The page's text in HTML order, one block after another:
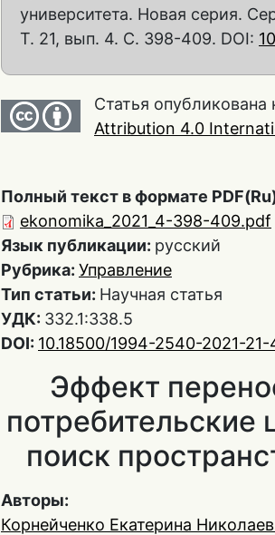
университета. Новая серия.
Т. 21, вып. 4. С. 398-409. DOI:
Статья
Attribution 4.0
Полный текст в формате
ekonomika_2021_4-398-409.pdf
Язык публикации: русский
Рубрика: Управление
Тип статьи: Научная статья
УДК: 332.1:338.5
DOI: 10.18500/1994-2540-2021-
Эффект
потребительские
поиск
Авторы:
Корнейченко Екатерина